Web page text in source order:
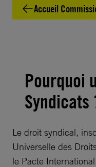
Accueil
Pourquoi
Syndicats
Le droit syndical,
Universelle des
le Pacte